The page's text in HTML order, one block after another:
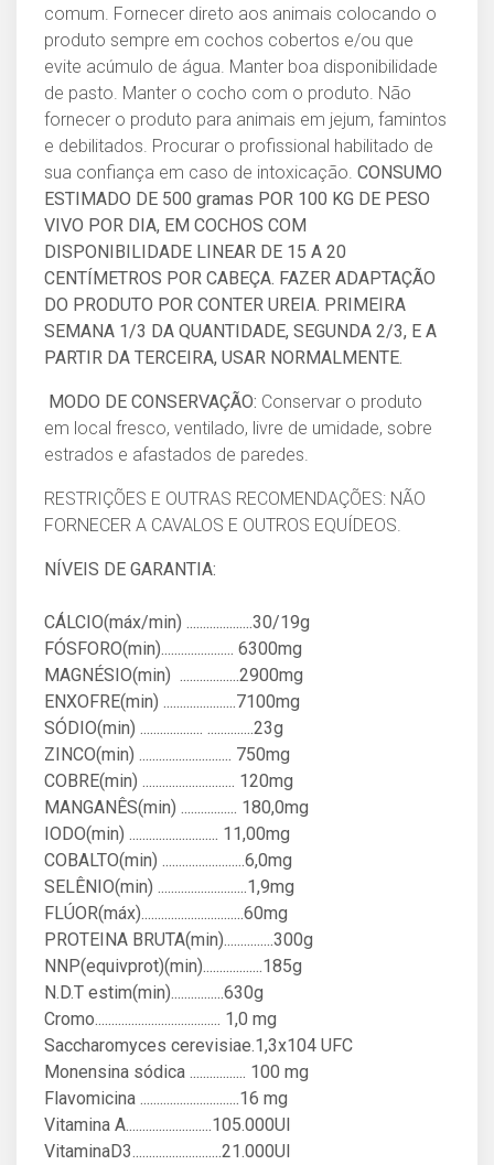
comum. Fornecer direto aos animais colocando o
produto sempre em cochos cobertos e/ou que
evite acúmulo de água. Manter boa disponibilidade
de pasto. Manter o cocho com o produto. Não
fornecer o produto para animais em jejum, famintos
e debilitados. Procurar o profissional habilitado de
sua confiança em caso de intoxicação. CONSUMO
ESTIMADO DE 500 gramas POR 100 KG DE PESO
VIVO POR DIA, EM COCHOS COM
DISPONIBILIDADE LINEAR DE 15 A 20
CENTÍMETROS POR CABEÇA. FAZER ADAPTAÇÃO
DO PRODUTO POR CONTER UREIA. PRIMEIRA
SEMANA 1/3 DA QUANTIDADE, SEGUNDA 2/3, E A
PARTIR DA TERCEIRA, USAR NORMALMENTE.
MODO DE CONSERVAÇÃO: Conservar o produto
em local fresco, ventilado, livre de umidade, sobre
estrados e afastados de paredes.
RESTRIÇÕES E OUTRAS RECOMENDAÇÕES: NÃO
FORNECER A CAVALOS E OUTROS EQUÍDEOS.
NÍVEIS DE GARANTIA:
CÁLCIO(máx/min) ....................30/19g
FÓSFORO(min)...................... 6300mg
MAGNÉSIO(min) ..................2900mg
ENXOFRE(min) ......................7100mg
SÓDIO(min) ................... ..............23g
ZINCO(min) ............................ 750mg
COBRE(min) ............................ 120mg
MANGANÊS(min) ................. 180,0mg
IODO(min) ........................... 11,00mg
COBALTO(min) .........................6,0mg
SELÊNIO(min) ...........................1,9mg
FLÚOR(máx)...............................60mg
PROTEINA BRUTA(min)...............300g
NNP(equivprot)(min)..................185g
N.D.T estim(min)................630g
Cromo...................................... 1,0 mg
Saccharomyces cerevisiae.1,3x104 UFC
Monensina sódica ................. 100 mg
Flavomicina ..............................16 mg
Vitamina A..........................105.000UI
VitaminaD3...........................21.000UI